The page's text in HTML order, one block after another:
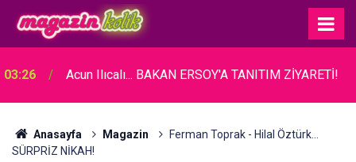
03:26 Acun Ilıcalı... BAKAN ERSOY'A TANITIM ZİYARETİ!
Anasayfa Magazin
Ferman Toprak - Hilal Öztürk...
SÜRPRİZ NİKAH!